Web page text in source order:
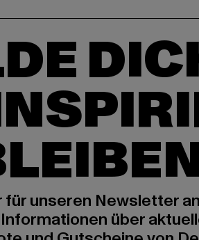
für unseren Newsletter
über